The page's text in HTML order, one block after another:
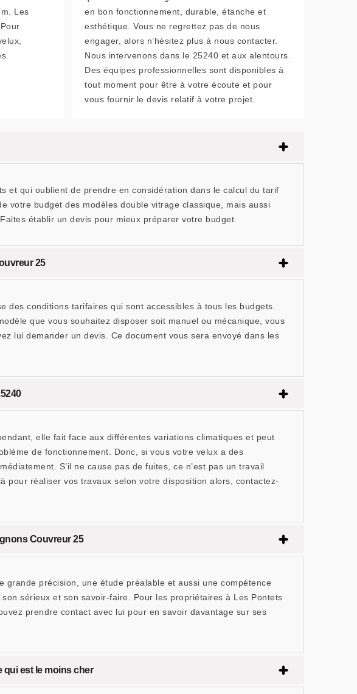
Les
en bon fonctionnement, durable, étanche et
esthétique. Vous ne regrettez pas de nous
engager, alors n’hésitez plus à nous contacter.
Nous intervenons dans le 25240 et aux alentours.
Des équipes professionnelles sont disponibles à
tout moment pour être à votre écoute et pour
vous fournir le devis relatif à votre projet.
et qui oublient de prendre en considération dans le calcul du tarif
votre budget des modèles double vitrage classique, mais aussi
établir un devis pour mieux préparer votre budget.
25
des conditions tarifaires qui sont accessibles à tous les budgets.
que vous souhaitez disposer soit manuel ou mécanique, vous
lui demander un devis. Ce document vous sera envoyé dans les
elle fait face aux différentes variations climatiques et peut
de fonctionnement. Donc, si vous votre velux a des
S’il ne cause pas de fuites, ce n’est pas un travail
pour réaliser vos travaux selon votre disposition alors, contactez-
Couvreur 25
grande précision, une étude préalable et aussi une compétence
sérieux et son savoir-faire. Pour les propriétaires à Les Pontets
prendre contact avec lui pour en savoir davantage sur ses
qui est le moins cher